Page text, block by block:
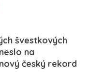
švestkových
na
český rekord